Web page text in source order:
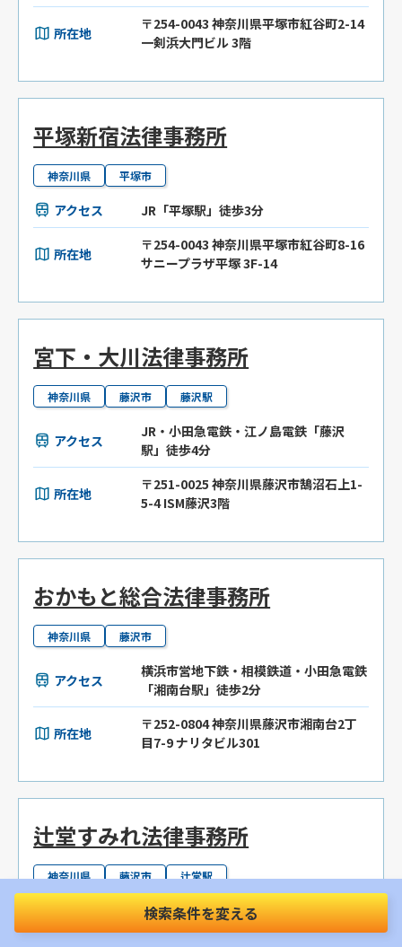
所在地
〒254-0043 神奈川県平塚市紅谷町2-14
一剣浜大門ビル 3階
平塚新宿法律事務所
神奈川県 平塚市
アクセス JR「平塚駅」徒歩3分
所在地
〒254-0043 神奈川県平塚市紅谷町8-16
サニープラザ平塚 3F-14
宮下・大川法律事務所
神奈川県 藤沢市 藤沢駅
アクセス
JR・小田急電鉄・江ノ島電鉄「藤沢
駅」徒歩4分
所在地
〒251-0025 神奈川県藤沢市鵠沼石上1-
5-4 ISM藤沢3階
おかもと総合法律事務所
神奈川県 藤沢市
アクセス
横浜市営地下鉄・相模鉄道・小田急電鉄
「湘南台駅」徒歩2分
所在地
〒252-0804 神奈川県藤沢市湘南台2丁
目7-9 ナリタビル301
辻堂すみれ法律事務所
神奈川県 藤沢市 辻堂駅
アクセス JR「辻堂駅」徒歩2分
検索条件を変える